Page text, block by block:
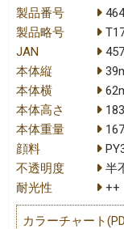
製品番号
製品略号
JAN
本体縦
本体横
本体高さ
本体重量
顔料
不透明度
半
耐光性
++
カラーチャート